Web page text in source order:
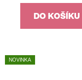
DO KOŠÍKU
NOVINKA